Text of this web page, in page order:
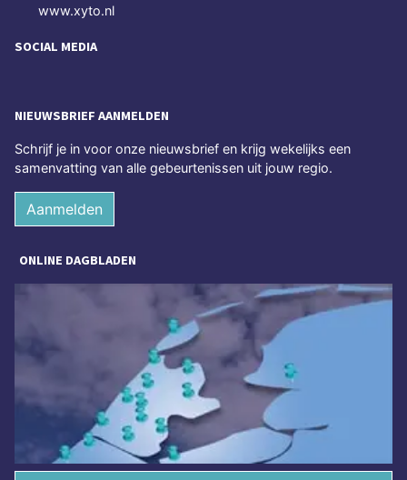
www.xyto.nl
SOCIAL MEDIA
NIEUWSBRIEF AANMELDEN
Schrijf je in voor onze nieuwsbrief en krijg wekelijks een
samenvatting van alle gebeurtenissen uit jouw regio.
Aanmelden
ONLINE DAGBLADEN